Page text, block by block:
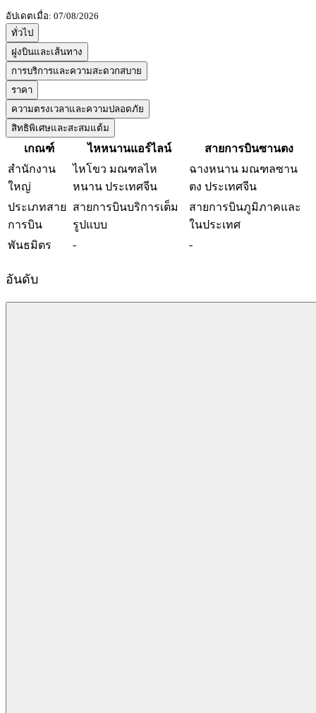
อัปเดตเมื่อ: 07/08/2026
ทั่วไป
ฝูงบินและเส้นทาง
การบริการและความสะดวกสบาย
ราคา
ความตรงเวลาและความปลอดภัย
สิทธิพิเศษและสะสมแต้ม
เกณฑ์ ไหหนานแอร์ไลน์
สายการบินซานตง
สำนักงาน
ใหญ่
ไหโขว มณฑลไห
หนาน ประเทศจีน
ฉางหนาน มณฑลซาน
ตง ประเทศจีน
ประเภทสาย
การบิน
สายการบินบริการเต็ม
รูปแบบ
สายการบินภูมิภาคและ
ในประเทศ
พันธมิตร
- -
อันดับ